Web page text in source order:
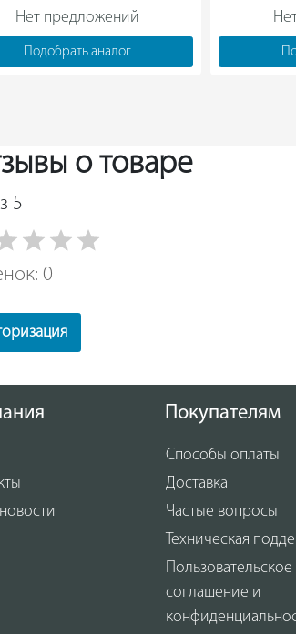
Нет предложений
Подобрать аналог
о товаре
5
0
Покупателям
Способы оплаты
Доставка
Частые вопросы
Техническая
Пользовательское
соглашение и